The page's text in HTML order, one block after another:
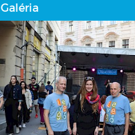
Galéria